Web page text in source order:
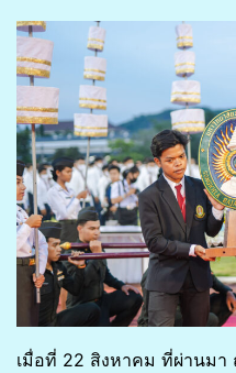
เมื่อที่ 22 สิงหาคม ที่ผ่านม